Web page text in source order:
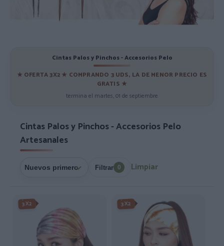
Cintas Palos y Pinchos - Accesorios Pelo
★ OFERTA 3X2 ★ COMPRANDO 3 UDS, LA DE MENOR PRECIO ES
GRATIS ★
termina el martes, 01 de septiembre
Cintas Palos y Pinchos - Accesorios Pelo
Artesanales
Filtrar 0 Limpiar
3X2 3X2